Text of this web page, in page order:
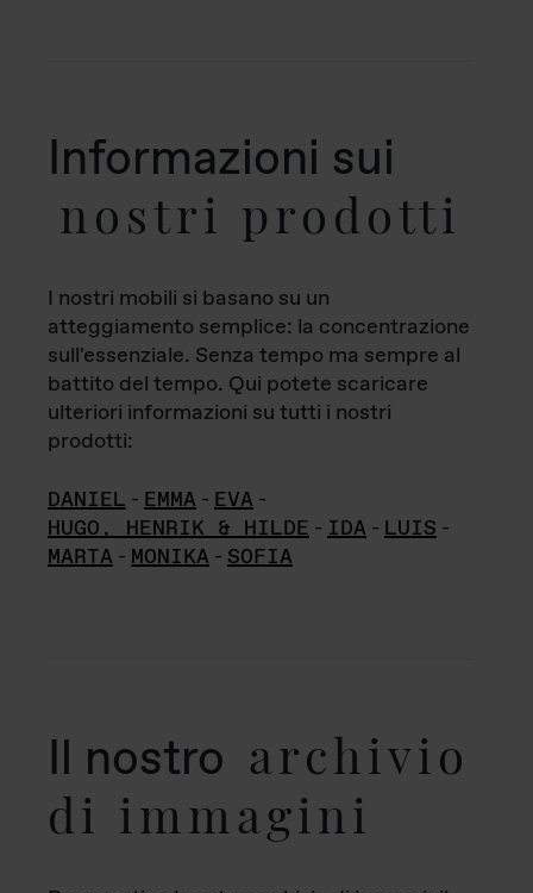
Informazioni sui
nostri prodotti
I nostri mobili si basano su un
atteggiamento semplice: la concentrazione
sull'essenziale. Senza tempo ma sempre al
battito del tempo. Qui potete scaricare
ulteriori informazioni su tutti i nostri
prodotti:
DANIEL - EMMA - EVA -
HUGO, HENRIK & HILDE - IDA - LUIS -
MARTA - MONIKA - SOFIA
Il nostro archivio
di immagini